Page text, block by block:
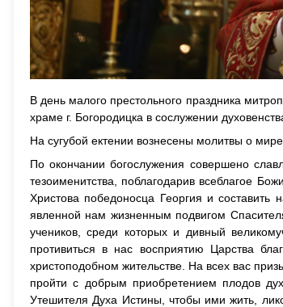
В день малого престольного праздника
храме г. Богородицка в сослужении
На сугубой ектении вознесены молитвы о
По окончании богослужения совершено
тезоименитства, поблагодарив всеблагое
Христова победоносца Георгия и
явленной нам жизненным подвигом
учеников, среди которых и дивный
противиться в нас восприятию Царства
христоподобном жительстве. На всех вас
пройти с добрым приобретением плодов
Утешителя Духа Истины, чтобы ими жить,